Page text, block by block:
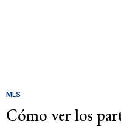
MLS
Cómo ver los